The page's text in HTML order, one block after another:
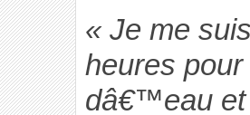
« Je me
heures
dâ€™eau